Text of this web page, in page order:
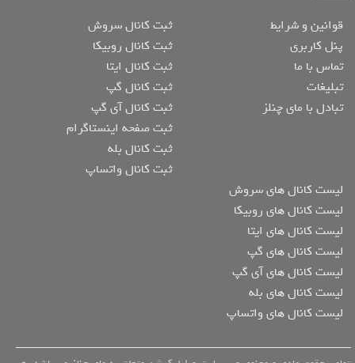
قوانین و شرایط
پنل کاربری
تماس با ما
تبلیغات
تبادل با مای چنلز
ثبت کانال سروش
ثبت کانال روبیکا
ثبت کانال ایتا
ثبت کانال گپ
ثبت کانال آی گپ
ثبت صفحه اینستاگرام
ثبت کانال بله
ثبت کانال واتساپ
لیست کانال های سروش
لیست کانال های روبیکا
لیست کانال های ایتا
لیست کانال های گپ
لیست کانال های آی گپ
لیست کانال های بله
لیست کانال های واتساپ